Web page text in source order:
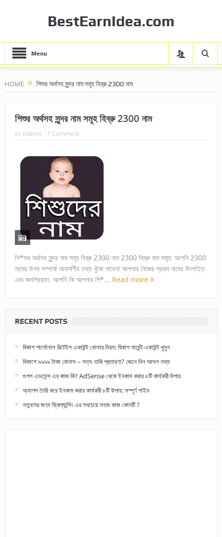
BestEarnIdea.com
Menu
HOME শিশুর অর্থসহ সুন্দর নাম সমূহ হিব্রু 2300 নাম
শিশুর অর্থসহ সুন্দর নাম সমূহ হিব্রু 2300 নাম
In: islamic 1 Comment
শি*শুর অর্থসহ সুন্দর নাম সমূহ হিব্রু 2300 নাম 2300 হিব্রু নাম সমূহ: আপনি 2300
নামের উপর সম্পর্কে আকর্ষণীয় তথ্য খুঁজে পাবেন! আপনার নিজের প্রথম নামের উৎপত্তি
এবং জনপ্রিয়তা. আপনি কি আপনার শি*... Read more
RECENT POSTS
বিকাশ পার্সোনাল রিটেইল একাউন্ট খোলার নিয়ম: বিকাশ মার্চেন্ট একাউন্ট খুলুন
বিকাশে ৯৯৯৯ টাকা বোনাস – সত্য নাকি প্রতারণা? জেনে নিন আসল তথ্য
গুগল এডসেন্স এর কাজ কি? AdSense থেকে ইনকাম করার ৫টি কার্যকরী উপায়
অ্যাপস তৈরি করে ইনকাম করার কার্যকরী ৮টি উপায়: সম্পূর্ণ গাইড
নতুনদের জন্য ফ্রিল্যান্সিং এর সবচেয়ে সহজ কাজ কোনটি ?